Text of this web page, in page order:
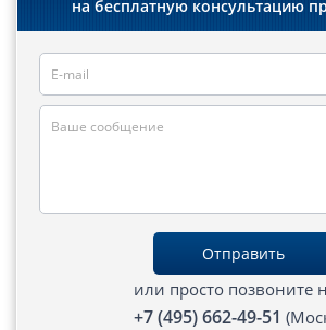
на бесплатную консультацию
Отправить
или просто позвоните
+7 (495) 662-49-51